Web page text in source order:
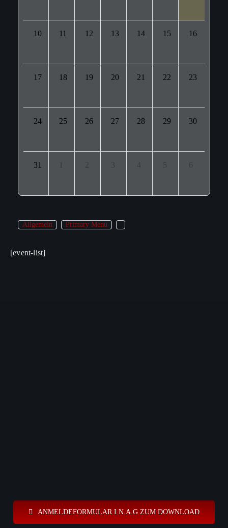
10 11 12 13 14 15 16
17 18 19 20 21 22 23
24 25 26 27 28 29 30
31 2 3 4 5 6
Allgemein Primary Menu
[event-list]
ANMELDEFORMULAR I.N.A.G ZUM DOWNLOAD